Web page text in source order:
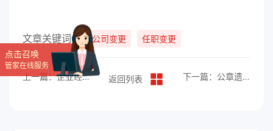
文章关键词： 公司变更 任职变更
上一篇：企业经营范围变更流程 返回列表 下一篇：公章遗失补办攻略
点击召唤
管家在线服务